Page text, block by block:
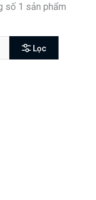
số 1 sản phẩm
Lọc